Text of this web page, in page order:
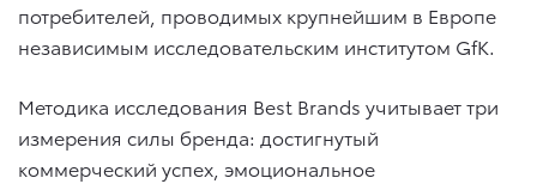
потребителей, проводимых крупнейшим в Европе
независимым исследовательским институтом GfK.
Методика исследования Best Brands учитывает три
измерения силы бренда: достигнутый
коммерческий успех, эмоциональное